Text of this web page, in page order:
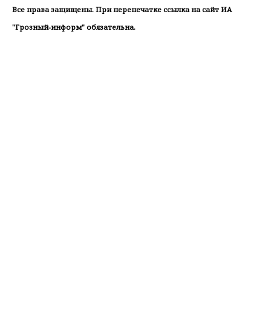
Все права защищены. При перепечатке ссылка на сайт ИА
"Грозный-информ" обязательна.